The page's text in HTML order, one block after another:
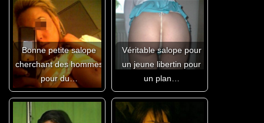
Bonne petite salope
cherchant des hommes
pour du…
Véritable salope pour
un jeune libertin pour
un plan…